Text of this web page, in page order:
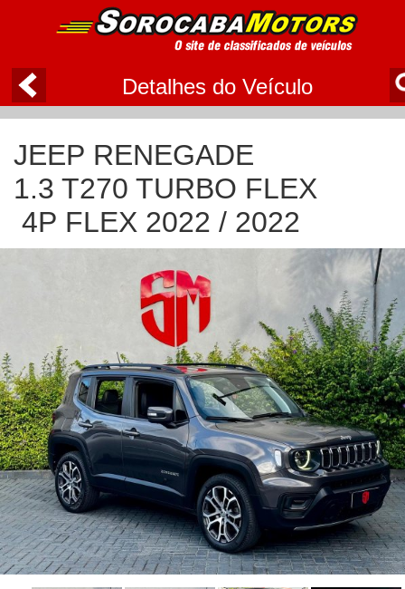
Detalhes do Veículo
JEEP RENEGADE
1.3 T270 TURBO FLEX
4P FLEX 2022 / 2022